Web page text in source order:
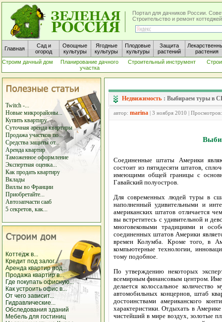
Портал для дачников России.
Строительство и ремонт
Главная
Сад и
огород
Овощные
культуры
Ягодные
культуры
Плодовые
культуры
Защита
растений
растения
Строим дачный дом
Планирование дачного
участка
Строительный инструмент
Twitch -...
Новые микрорайоны...
Купить квартиру
Суточная аренда квартиры
Продажа участков по...
Средства защиты от...
Аренда квартир
Таможенное оформление
Экспертная оценка...
Как продать квартиру
Вклады
Виллы во Франции
Приобретайте...
Автозапчасти сааб
5 секретов, как...
Коттедж в...
Кредит под залог...
Аренда квартир под...
Продажа квартир в...
Где покупать офисную...
Как устроить офис в...
От чего зависит...
Гидравлические...
Обследования зданий
Мебель для гостиниц
Недвижимость : Выбираем туры в
автор: marina | 3 ноября 2010 |
Соединенные штаты Америки
состоит из пятидесяти штатов,
имеющими общей границы с
Гавайский полуостров.
Для современных людей туры в
наполненный удивительными и
американских штатов отличается
вы встретитесь с удивительной и
многовековыми традициями и
соединенных штатов Америки
времен Колумба. Кроме того, в
компьютерные технологии,
тому подобное.
По утверждению некоторых
всемирным финансовым центром.
делается колоссальное количество
автомобильных концернов, штаб
достоинствами американского
характеристики. Отдыхать в
чистейший в мире воздух, золотые